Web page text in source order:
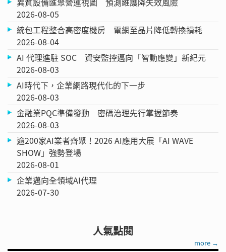
2026-08-05
統包工程整合高密度機房 電網至晶片降低轉換損耗
2026-08-04
AI 代理進駐 SOC 資安監控邁向「智動應變」新紀元
2026-08-03
AI時代下，企業網路現代化的下一步
2026-08-03
金融業PQC準備發動 密碼治理先行掌握節奏
2026-08-03
逾200家AI業者齊聚！2026 AI應用大展「AI WAVE
SHOW」強勢登場
2026-08-01
企業邁向全領域AI代理
2026-07-30
人氣點閱
more →